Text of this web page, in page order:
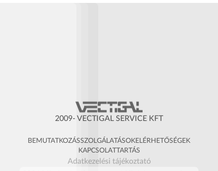
2009- VECTIGAL SERVICE KFT
BEMUTATKOZÁSSZOLGÁLATÁSOKELÉRHETŐSÉGEK
KAPCSOLATTARTÁS
Adatkezelési tájékoztató